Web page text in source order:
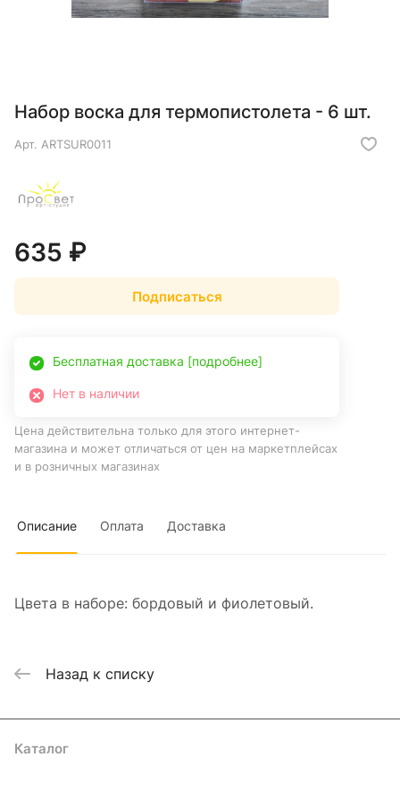
Набор воска для термопистолета - 6 шт.
Арт. ARTSUR0011
635 ₽
Подписаться
Бесплатная доставка [подробнее]
Нет в наличии
Цена действительна только для этого интернет-
магазина и может отличаться от цен на маркетплейсах
и в розничных магазинах
Описание Оплата Доставка
Цвета в наборе: бордовый и фиолетовый.
Назад к списку
Каталог